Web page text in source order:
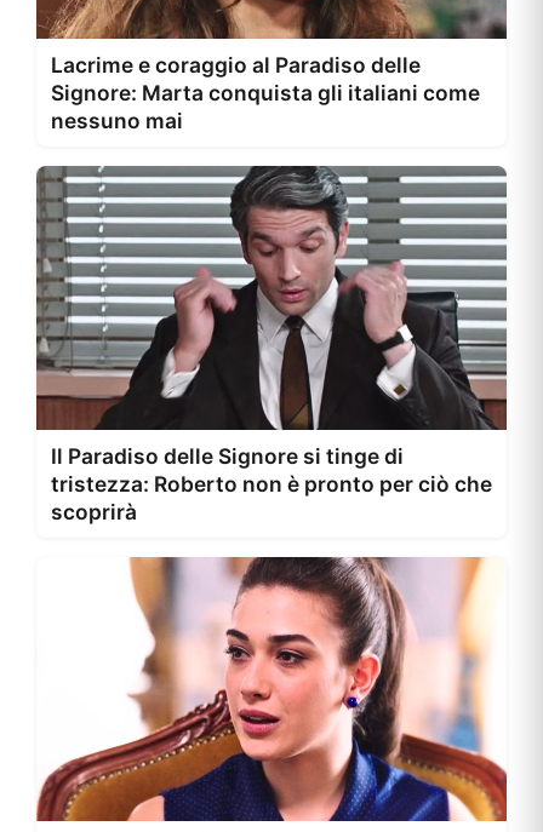
Lacrime e coraggio al Paradiso delle
Signore: Marta conquista gli italiani come
nessuno mai
Il Paradiso delle Signore si tinge di
tristezza: Roberto non è pronto per ciò che
scoprirà